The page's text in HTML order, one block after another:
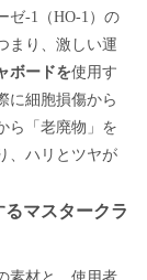
ゼ-1（HO-1）の
り、 激しい運
ボードを使用す
に細胞損傷から
ら「老廃物」を
、ハリとツヤが
マスタークラ